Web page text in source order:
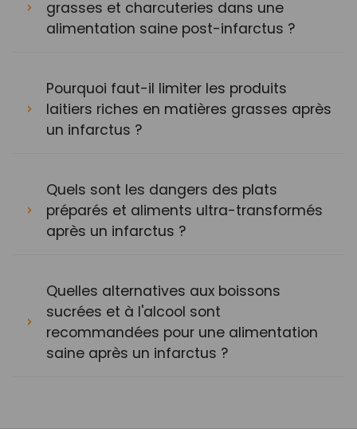
grasses et charcuteries dans une
alimentation saine post-infarctus ?
Pourquoi faut-il limiter les produits
laitiers riches en matières grasses après
un infarctus ?
Quels sont les dangers des plats
préparés et aliments ultra-transformés
après un infarctus ?
Quelles alternatives aux boissons
sucrées et à l'alcool sont
recommandées pour une alimentation
saine après un infarctus ?